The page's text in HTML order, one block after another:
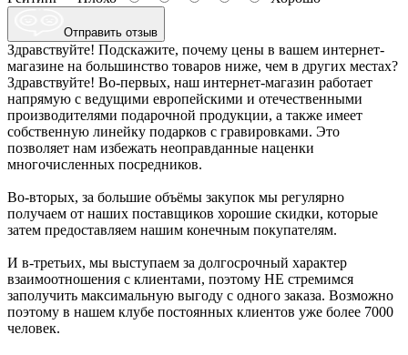
Отправить отзыв
Здравствуйте! Подскажите, почему цены в вашем интернет-
магазине на большинство товаров ниже, чем в других местах?
Здравствуйте! Во-первых, наш интернет-магазин работает
напрямую с ведущими европейскими и отечественными
производителями подарочной продукции, а также имеет
собственную линейку подарков с гравировками. Это
позволяет нам избежать неоправданные наценки
многочисленных посредников.
Во-вторых, за большие объёмы закупок мы регулярно
получаем от наших поставщиков хорошие скидки, которые
затем предоставляем нашим конечным покупателям.
И в-третьих, мы выступаем за долгосрочный характер
взаимоотношения с клиентами, поэтому НЕ стремимся
заполучить максимальную выгоду с одного заказа. Возможно
поэтому в нашем клубе постоянных клиентов уже более 7000
человек.